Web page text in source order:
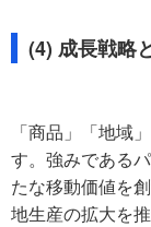
(4) 成長戦略
「商品」「地域
す。強みである
たな移動価値を
地生産の拡大を